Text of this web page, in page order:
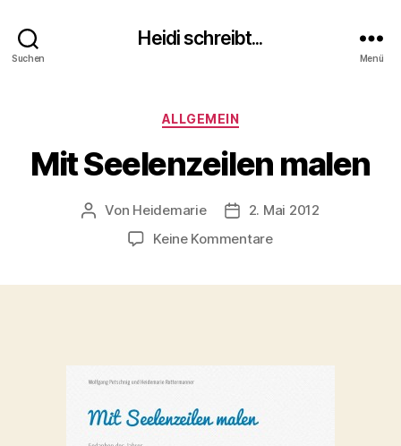
Suchen
Heidi schreibt...
Menü
Kategorien
ALLGEMEIN
Mit Seelenzeilen malen
Beitragsautor
Von Heidemarie Veröffentlichungsdatum
2. Mai 2012
Keine Kommentarezu